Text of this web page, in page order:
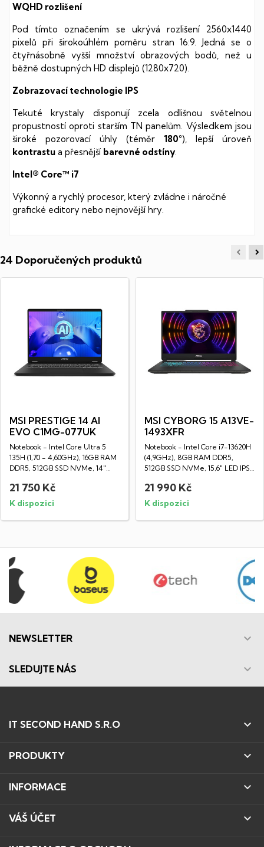
WQHD rozlišení
Pod tímto označením se ukrývá rozlišení 2560x1440
pixelů při širokoúhlém poměru stran 16:9. Jedná se o
čtyřnásobně vyšší množství obrazových bodů, než u
běžně dostupných HD displejů (1280x720).
Zobrazovací technologie IPS
Tekuté krystaly disponují zcela odlišnou světelnou
propustností oproti starším TN panelům. Výsledkem jsou
široké pozorovací úhly (téměr 180°), lepší úroveň
kontrastu a přesnější barevné odstíny
Intel® Core™ i7
Výkonný a rychlý procesor, který zvládne i náročné
grafické editory nebo nejnovější hry.
24 Doporučených produktů
MSI PRESTIGE 14 AI
EVO C1MG-077UK
Notebook - Intel Core Ultra 5
135H (1,70 - 4,60GHz), 16GB RAM
DDR5, 512GB SSD NVMe, 14"
21 750 Kč
K dispozici
MSI CYBORG 15 A13VE-
1493XFR
Notebook - Intel Core i7-13620H
(4,9GHz), 8GB RAM DDR5,
512GB SSD NVMe, 15,6" LED IPS
21 990 Kč
K dispozici
NEWSLETTER 
SLEDUJTE NÁS 
IT SECOND HAND S.R.O 
PRODUKTY 
INFORMACE 
VÁŠ ÚČET 